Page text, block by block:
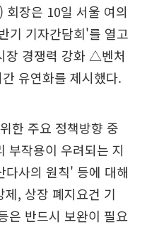
회장은 10일 서울 여의
기 기자간담회'를 열고
장 경쟁력 강화 △벤처
유연화를 제시했다.
한 주요 정책방향 중
부작용이 우려되는 지
사의 원칙' 등에 대해
, 상장 폐지요건 기
은 반드시 보완이 필요